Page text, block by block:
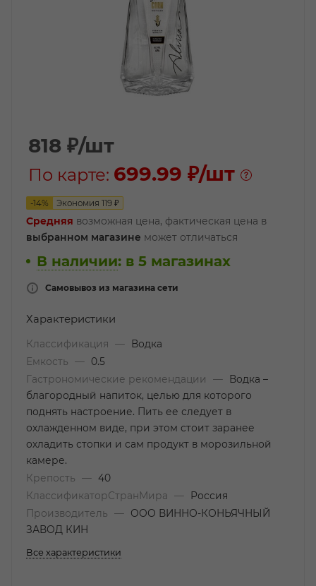
818 ₽/шт
По карте: 699.99 ₽/шт
-14% Экономия 119 ₽
Средняя возможная цена, фактическая цена в
выбранном магазине может отличаться
В наличии: в 5 магазинах
Самовывоз из магазина сети
Характеристики
Классификация —
Водка
Емкость
—
0.5
Гастрономические рекомендации
—
Водка –
благородный напиток, целью для которого
поднять настроение. Пить ее следует в
охлажденном виде, при этом стоит заранее
охладить стопки и сам продукт в морозильной
камере.
Крепость
— 40
КлассификаторСтранМира
—
Россия
Производитель
—
ООО ВИННО-КОНЬЯЧНЫЙ
ЗАВОД КИН
Все характеристики